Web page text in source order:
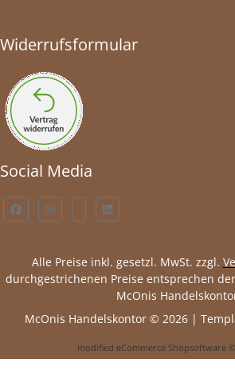
Widerrufsformular
Social Media
Alle Preise inkl. gesetzl. MwSt. zzgl.
durchgestrichenen Preise entsprechen
McOnis
McOnis Handelskontor © 2026 |
modified eCommerce Shopsoftware